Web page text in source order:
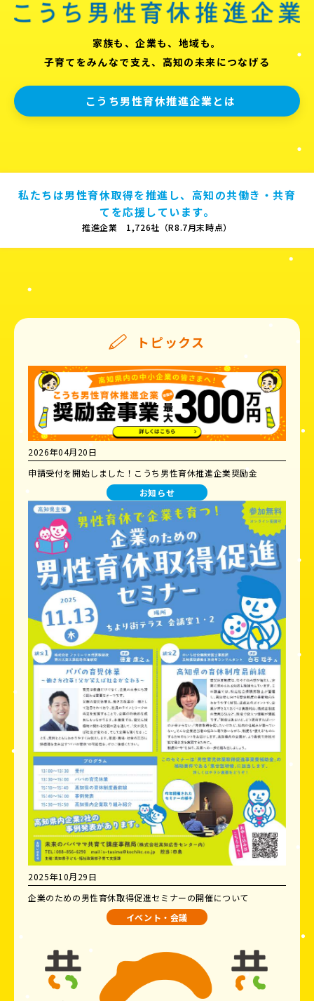
家族も、企業も、地域も。
子育てをみんなで支え、高知の未来につなげる
こうち男性育休推進企業とは
私たちは男性育休取得を推進し、高知の共働き・共育
てを応援しています。
推進企業 1,726社（R8.7月末時点）
トピックス
2026年04月20日
申請受付を開始しました！こうち男性育休推進企業奨励金
お知らせ
2025年10月29日
企業のための男性育休取得促進セミナーの開催について
イベント・会議